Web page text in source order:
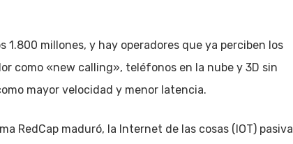
1.800 millones, y hay operadores que ya perciben los
como «new calling», teléfonos en la nube y 3D sin
mayor velocidad y menor latencia.
RedCap maduró, la Internet de las cosas (IOT) pasiva